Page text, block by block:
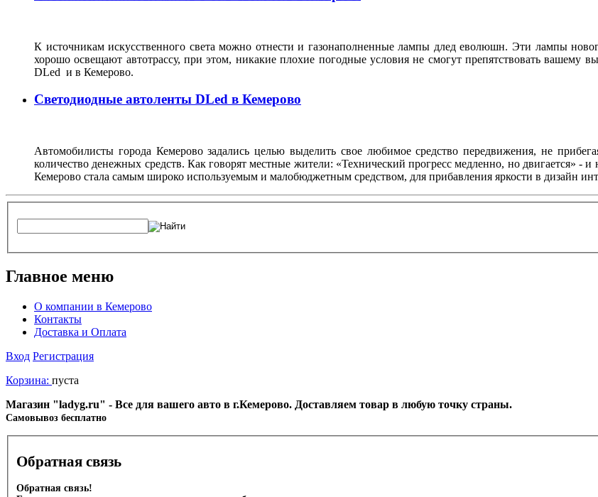
К источникам искусственного света можно отнести и газонаполненные лампы длед еволюшн. Эти лампы
хорошо освещают автотрассу, при этом, никакие плохие погодные условия не смогут препятствовать
DLed и в Кемерово.
Светодиодные автоленты DLed в Кемерово
Автомобилисты города Кемерово задались целью выделить свое любимое средство передвижения, не
количество денежных средств. Как говорят местные жители: «Технический прогресс медленно, но двигается» -
Кемерово стала самым широко используемым и малобюджетным средством, для прибавления яркости в дизайн
Главное меню
О компании в Кемерово
Контакты
Доставка и Оплата
Вход Регистрация
Корзина: пуста
Магазин "ladyg.ru" - Все для вашего авто в г.Кемерово. Доставляем товар в любую точку страны.
Cамовывоз бесплатно
Обратная связь
Обратная связь!